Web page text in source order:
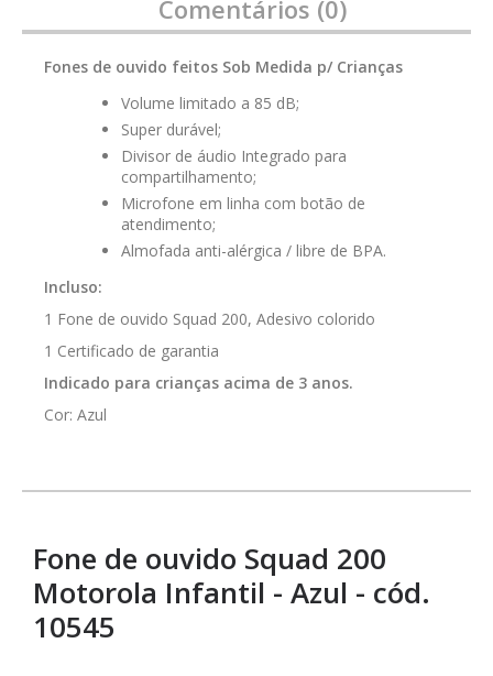
Comentários (0)
Fones de ouvido feitos Sob Medida p/ Crianças
Volume limitado a 85 dB;
Super durável;
Divisor de áudio Integrado para
compartilhamento;
Microfone em linha com botão de
atendimento;
Almofada anti-alérgica / libre de BPA.
Incluso:
1 Fone de ouvido Squad 200, Adesivo colorido
1 Certificado de garantia
Indicado para crianças acima de 3 anos.
Cor: Azul
Fone de ouvido Squad 200
Motorola Infantil - Azul - cód.
10545